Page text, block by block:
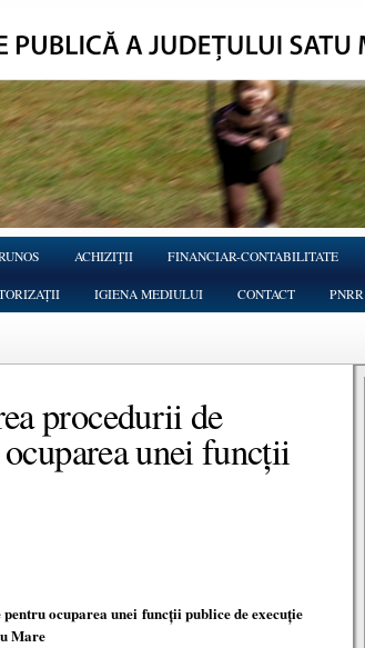
ACHIZIŢII FINANCIAR-CONTABILITATE
IGIENA MEDIULUI CONTACT PNRR
procedurii de
unei funcții
ocuparea unei funcții publice de execuție
Mare